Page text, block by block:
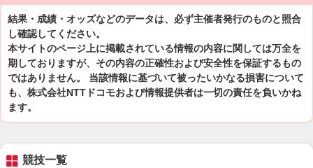
結果・成績・オッズなどのデータは、必ず主催者発行のものと照合
し確認してください。
本サイトのページ上に掲載されている情報の内容に関しては万全を
期しておりますが、その内容の正確性および安全性を保証するもの
ではありません。 当該情報に基づいて被ったいかなる損害について
も、株式会社NTTドコモおよび情報提供者は一切の責任を負いかね
ます。
競技一覧